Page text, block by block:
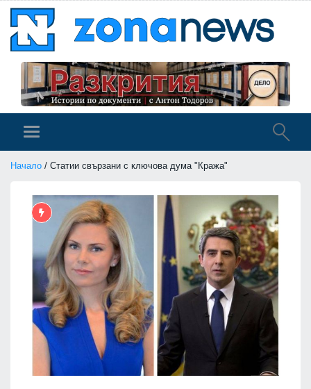
Начало / Статии свързани с ключова дума "Кража"